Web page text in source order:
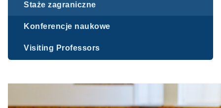
Staże zagraniczne
Konferencje naukowe
Visiting Professors